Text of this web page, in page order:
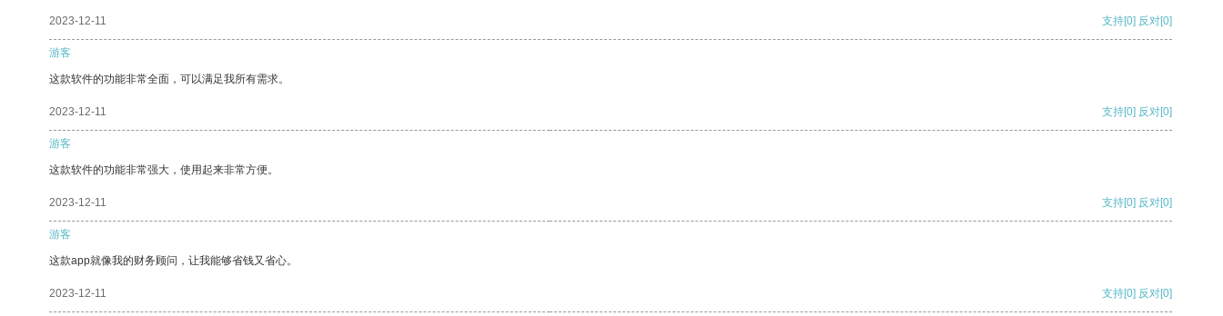
2023-12-11 支持[0] 反对[0]
游客
这款软件的功能非常全面，可以满足我所有需求。
2023-12-11 支持[0] 反对[0]
游客
这款软件的功能非常强大，使用起来非常方便。
2023-12-11 支持[0] 反对[0]
游客
这款app就像我的财务顾问，让我能够省钱又省心。
2023-12-11 支持[0] 反对[0]